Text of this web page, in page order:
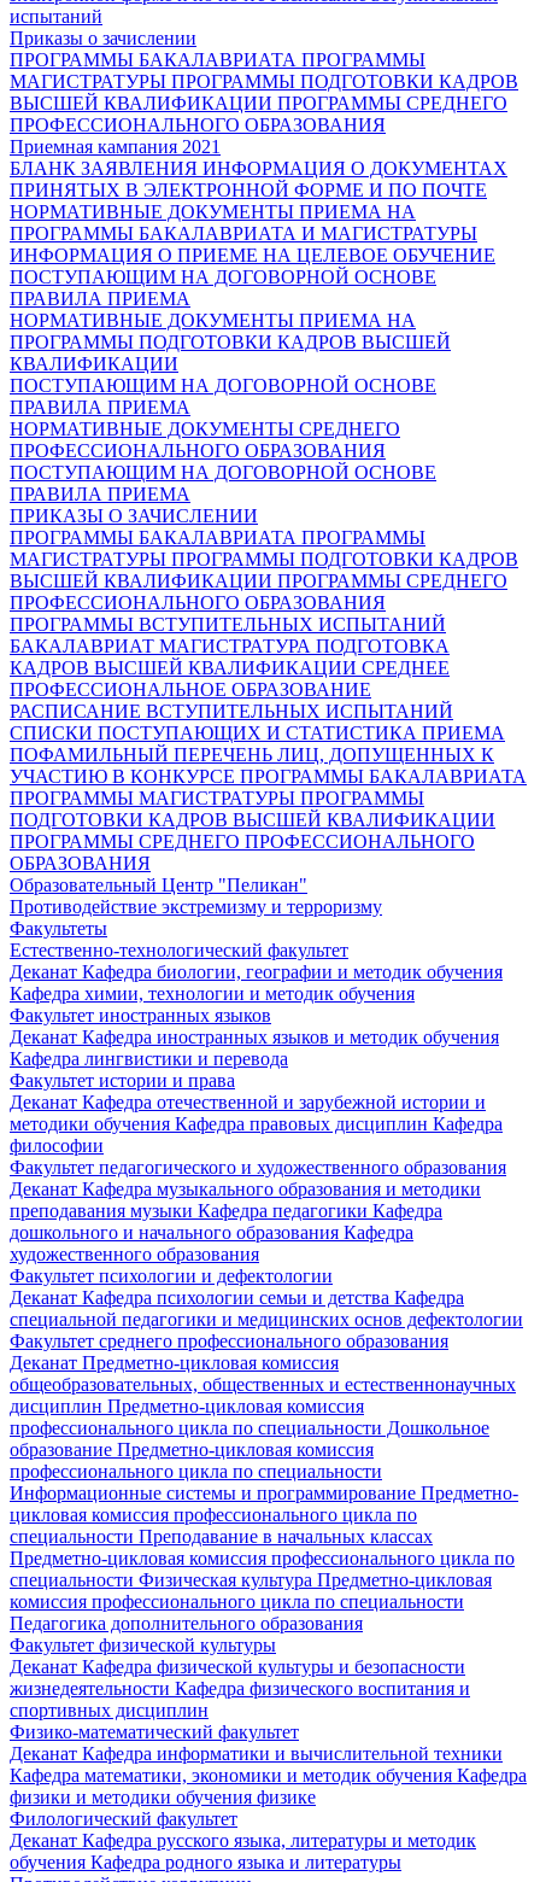
испытаний
Приказы о зачислении
ПРОГРАММЫ БАКАЛАВРИАТА ПРОГРАММЫ
МАГИСТРАТУРЫ ПРОГРАММЫ ПОДГОТОВКИ КАДРОВ
ВЫСШЕЙ КВАЛИФИКАЦИИ ПРОГРАММЫ СРЕДНЕГО
ПРОФЕССИОНАЛЬНОГО ОБРАЗОВАНИЯ
Приемная кампания 2021
БЛАНК ЗАЯВЛЕНИЯ ИНФОРМАЦИЯ О ДОКУМЕНТАХ
ПРИНЯТЫХ В ЭЛЕКТРОННОЙ ФОРМЕ И ПО ПОЧТЕ
НОРМАТИВНЫЕ ДОКУМЕНТЫ ПРИЕМА НА
ПРОГРАММЫ БАКАЛАВРИАТА И МАГИСТРАТУРЫ
ИНФОРМАЦИЯ О ПРИЕМЕ НА ЦЕЛЕВОЕ ОБУЧЕНИЕ
ПОСТУПАЮЩИМ НА ДОГОВОРНОЙ ОСНОВЕ
ПРАВИЛА ПРИЕМА
НОРМАТИВНЫЕ ДОКУМЕНТЫ ПРИЕМА НА
ПРОГРАММЫ ПОДГОТОВКИ КАДРОВ ВЫСШЕЙ
КВАЛИФИКАЦИИ
ПОСТУПАЮЩИМ НА ДОГОВОРНОЙ ОСНОВЕ
ПРАВИЛА ПРИЕМА
НОРМАТИВНЫЕ ДОКУМЕНТЫ СРЕДНЕГО
ПРОФЕССИОНАЛЬНОГО ОБРАЗОВАНИЯ
ПОСТУПАЮЩИМ НА ДОГОВОРНОЙ ОСНОВЕ
ПРАВИЛА ПРИЕМА
ПРИКАЗЫ О ЗАЧИСЛЕНИИ
ПРОГРАММЫ БАКАЛАВРИАТА ПРОГРАММЫ
МАГИСТРАТУРЫ ПРОГРАММЫ ПОДГОТОВКИ КАДРОВ
ВЫСШЕЙ КВАЛИФИКАЦИИ ПРОГРАММЫ СРЕДНЕГО
ПРОФЕССИОНАЛЬНОГО ОБРАЗОВАНИЯ
ПРОГРАММЫ ВСТУПИТЕЛЬНЫХ ИСПЫТАНИЙ
БАКАЛАВРИАТ МАГИСТРАТУРА ПОДГОТОВКА
КАДРОВ ВЫСШЕЙ КВАЛИФИКАЦИИ СРЕДНЕЕ
ПРОФЕССИОНАЛЬНОЕ ОБРАЗОВАНИЕ
РАСПИСАНИЕ ВСТУПИТЕЛЬНЫХ ИСПЫТАНИЙ
СПИСКИ ПОСТУПАЮЩИХ И СТАТИСТИКА ПРИЕМА
ПОФАМИЛЬНЫЙ ПЕРЕЧЕНЬ ЛИЦ, ДОПУЩЕННЫХ К
УЧАСТИЮ В КОНКУРСЕ ПРОГРАММЫ БАКАЛАВРИАТА
ПРОГРАММЫ МАГИСТРАТУРЫ ПРОГРАММЫ
ПОДГОТОВКИ КАДРОВ ВЫСШЕЙ КВАЛИФИКАЦИИ
ПРОГРАММЫ СРЕДНЕГО ПРОФЕССИОНАЛЬНОГО
ОБРАЗОВАНИЯ
Образовательный Центр "Пеликан"
Противодействие экстремизму и терроризму
Факультеты
Естественно-технологический факультет
Деканат Кафедра биологии, географии и методик обучения
Кафедра химии, технологии и методик обучения
Факультет иностранных языков
Деканат Кафедра иностранных языков и методик обучения
Кафедра лингвистики и перевода
Факультет истории и права
Деканат Кафедра отечественной и зарубежной истории и
методики обучения Кафедра правовых дисциплин Кафедра
философии
Факультет педагогического и художественного образования
Деканат Кафедра музыкального образования и методики
преподавания музыки Кафедра педагогики Кафедра
дошкольного и начального образования Кафедра
художественного образования
Факультет психологии и дефектологии
Деканат Кафедра психологии семьи и детства Кафедра
специальной педагогики и медицинских основ дефектологии
Факультет среднего профессионального образования
Деканат Предметно-цикловая комиссия
общеобразовательных, общественных и естественнонаучных
дисциплин Предметно-цикловая комиссия
профессионального цикла по специальности Дошкольное
образование Предметно-цикловая комиссия
профессионального цикла по специальности
Информационные системы и программирование Предметно-
цикловая комиссия профессионального цикла по
специальности Преподавание в начальных классах
Предметно-цикловая комиссия профессионального цикла по
специальности Физическая культура Предметно-цикловая
комиссия профессионального цикла по специальности
Педагогика дополнительного образования
Факультет физической культуры
Деканат Кафедра физической культуры и безопасности
жизнедеятельности Кафедра физического воспитания и
спортивных дисциплин
Физико-математический факультет
Деканат Кафедра информатики и вычислительной техники
Кафедра математики, экономики и методик обучения Кафедра
физики и методики обучения физике
Филологический факультет
Деканат Кафедра русского языка, литературы и методик
обучения Кафедра родного языка и литературы